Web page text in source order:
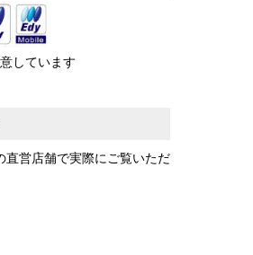
しています
直営店舗で実際にご覧いただ